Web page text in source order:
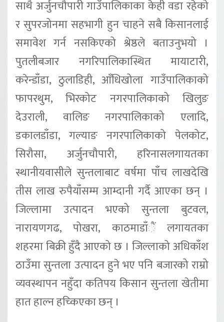
साथै अर्जुनचौपारी गाउँपालिकाका केही वडा रहेको
र सुपरजोनमा सहभागी हुन चाहने सबै किसानलाई
समावेश गर्न नसकिएको श्रेष्ठले बताउनुभयो ।
पुतलीबजार नगरिपालिकास्थित मायाटारी,
करेन्डाँडा, ठुलाडिही, आँधिखोला गाउँपालिकाको
फापरथुम, भिरकोट नगरपालिकाको खिलुङ
देउराली, वालिङ नगरपालिकाको एलादि,
डकालडाँडा, गल्याङ नगरपालिकाको पेलकोट,
सिरौसा, अर्जुनचौपारी, हरिनासलगायतका
स्थानीयवासीले सुन्तलाबाट वर्षमा पाँच लाखदेखि
तीस लाख रुपैयाँसम्म आम्दानी गर्दै आएका छन् ।
जिल्लामा उत्पादन भएको सुन्तला बुटवल,
नारायणगढ, पोखरा, काठमाडाँैं लगायतका
शहरमा बिक्री हुँदै आएको छ । जिल्लाको अधिकाँश
ठाउँमा सुन्तला उत्पादन हुने भए पनि बजारको राम्रो
व्यवस्थापन नहुँदा कतिपय किसान सुन्तला खेतीमा
हात हाल्न हच्किएका छन् ।